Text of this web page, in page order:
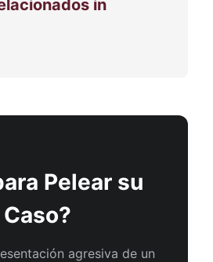
in
Pelear su
Caso?
agresiva de un